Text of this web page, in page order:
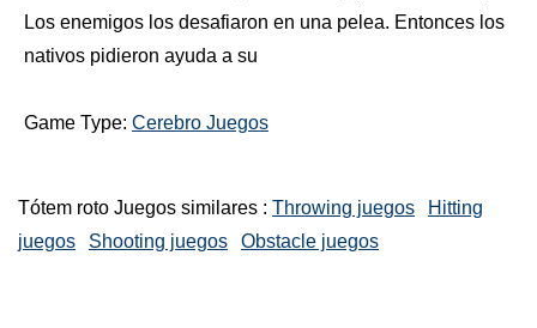
Los enemigos los desafiaron en una pelea. Entonces los
nativos pidieron ayuda a su
Game Type: Cerebro Juegos
Tótem roto Juegos similares : Throwing juegos
Hitting
juegos
Shooting juegos Obstacle juegos